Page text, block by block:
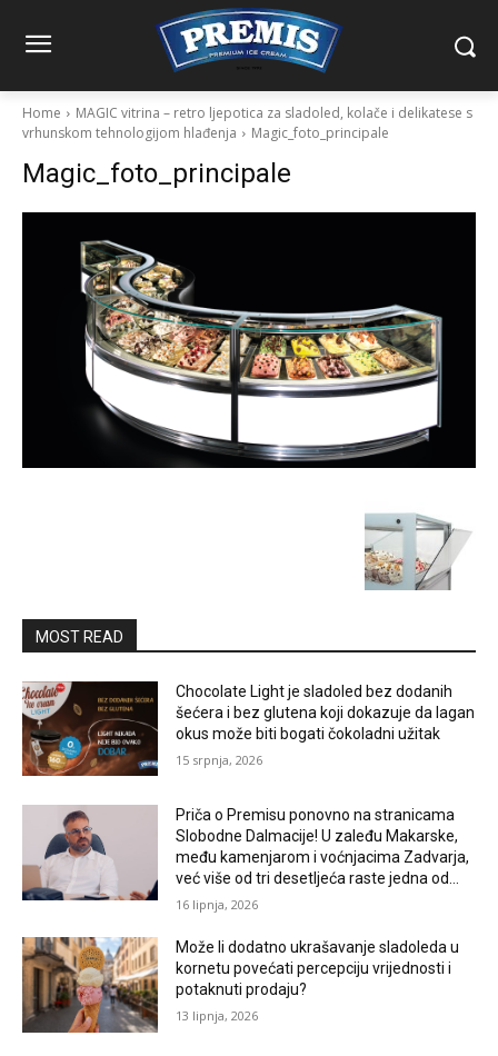
Home
MAGIC vitrina – retro ljepotica za sladoled, kolače i delikatese s
vrhunskom tehnologijom hlađenja
Magic_foto_principale
Magic_foto_principale
MOST READ
Chocolate Light je sladoled bez dodanih
šećera i bez glutena koji dokazuje da lagan
okus može biti bogati čokoladni užitak
15 srpnja, 2026
Priča o Premisu ponovno na stranicama
Slobodne Dalmacije! U zaleđu Makarske,
među kamenjarom i voćnjacima Zadvarja,
već više od tri desetljeća raste jedna od...
16 lipnja, 2026
Može li dodatno ukrašavanje sladoleda u
kornetu povećati percepciju vrijednosti i
potaknuti prodaju?
13 lipnja, 2026